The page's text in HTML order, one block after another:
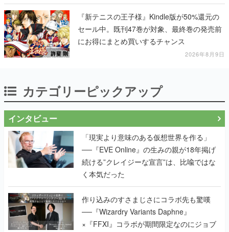
る
『新テニスの王子様』Kindle版が50%還元の
セール中。既刊47巻が対象、最終巻の発売前
にお得にまとめ買いするチャンス
2026年8月9日
カテゴリーピックアップ
インタビュー
「現実より意味のある仮想世界を作る」
──『EVE Online』の生みの親が18年掲げ
続ける”クレイジーな宣言”は、比喩ではな
く本気だった
作り込みのすさまじさにコラボ先も驚嘆
──『Wizardry Variants Daphne』
×『FFXI』コラボが期間限定なのにジョブ